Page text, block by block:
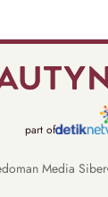
part of
Media Siber